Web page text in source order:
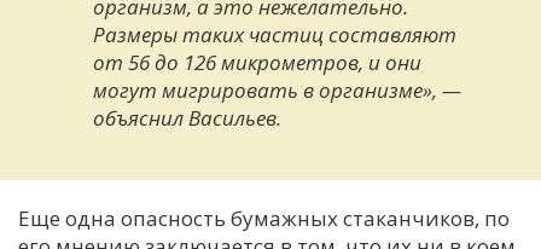
организм, а это нежелательно.
Размеры таких частиц составляют
от 56 до 126 микрометров, и они
могут мигрировать в организме», —
объяснил Васильев.
Еще одна опасность бумажных стаканчиков, по